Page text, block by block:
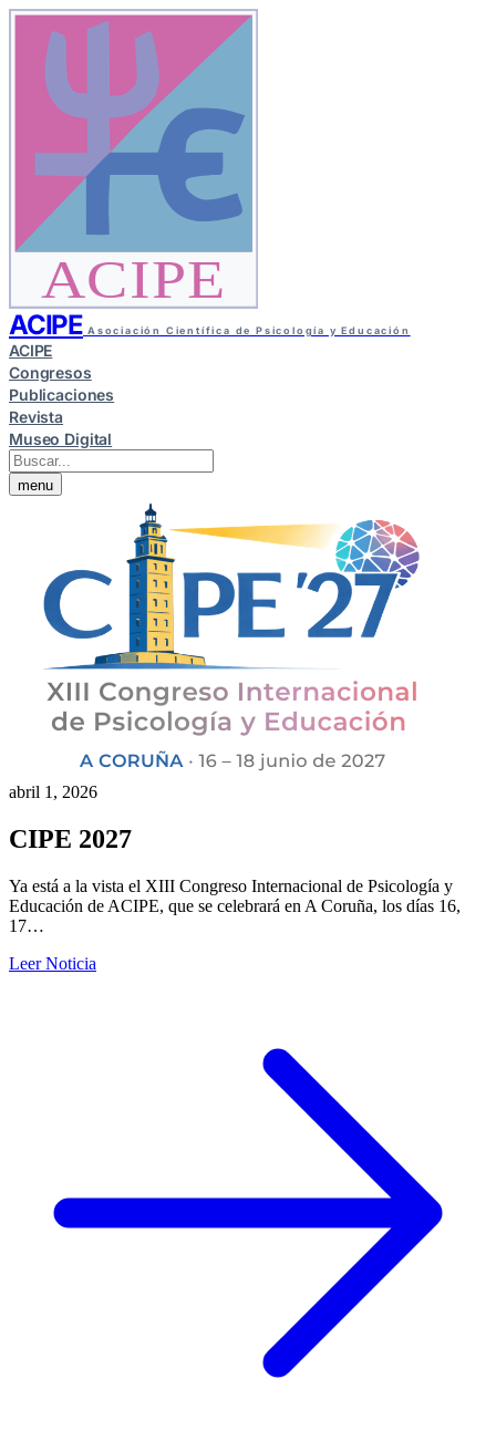
ACIPE
ACIPE Asociación Científica de Psicología y Educación
ACIPE
Congresos
Publicaciones
Revista
Museo Digital
menu
abril 1, 2026
CIPE 2027
Ya está a la vista el XIII Congreso Internacional de Psicología y
Educación de ACIPE, que se celebrará en A Coruña, los días 16,
17…
Leer Noticia